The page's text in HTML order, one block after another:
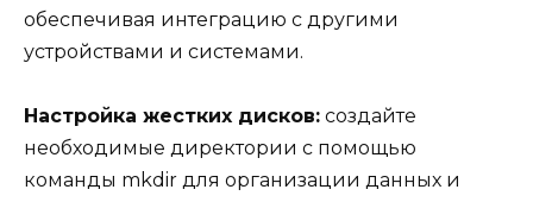
обеспечивая интеграцию с другими
устройствами и системами.
Настройка жестких дисков: создайте
необходимые директории с помощью
команды mkdir для организации данных и